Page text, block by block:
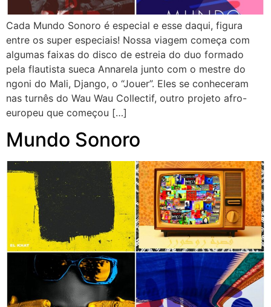
Cada Mundo Sonoro é especial e esse daqui, figura
entre os super especiais! Nossa viagem começa com
algumas faixas do disco de estreia do duo formado
pela flautista sueca Annarela junto com o mestre do
ngoni do Mali, Django, o “Jouer”. Eles se conheceram
nas turnês do Wau Wau Collectif, outro projeto afro-
europeu que começou […]
Mundo Sonoro